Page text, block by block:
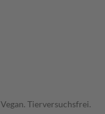
Tierversuchsfrei.